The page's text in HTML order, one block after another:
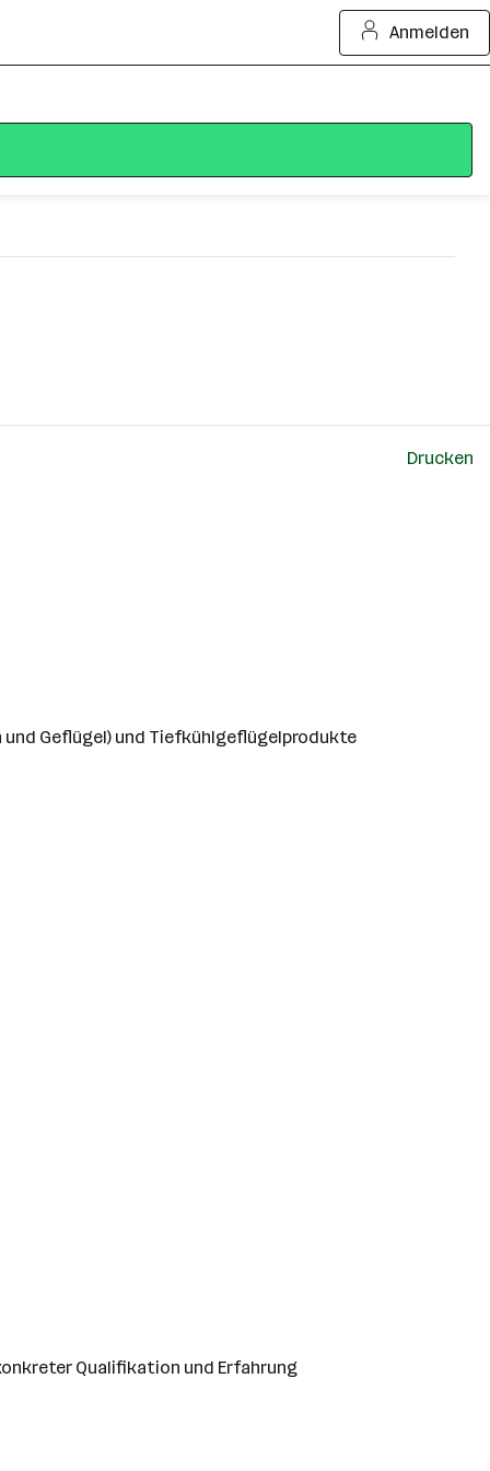
Anmelden
Drucken
und Geflügel) und Tiefkühlgeflügelprodukte
Qualifikation und Erfahrung